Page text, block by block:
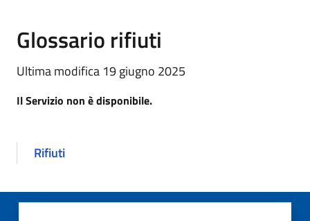
Glossario rifiuti
Ultima modifica 19 giugno 2025
Il Servizio non è disponibile.
Rifiuti